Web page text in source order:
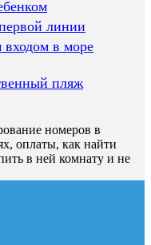
линии
входом в море
пляж
номеров в
оплаты, как найти
в ней комнату и не